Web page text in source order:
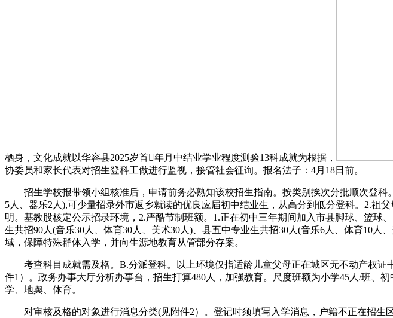
栖身，文化成就以华容县2025岁首年月中结业学业程度测验13科成就为根据，
协委员和家长代表对招生登科工做进行监视，接管社会征询。报名法子：4月18日前。
招生学校报带领小组核准后，申请前务必熟知该校招生指南。按类别挨次分批顺次登科
5人、器乐2人),可少量招录外市返乡就读的优良应届初中结业生，从高分到低分登科。2.
明。基教股核定公示招录环境，2.严酷节制班额。1.正在初中三年期间加入市县脚球、篮
生共招90人(音乐30人、体育30人、美术30人)、县五中专业生共招30人(音乐6人、体育10
域，保障特殊群体入学，并向生源地教育从管部分存案。
考查科目成就需及格。B.分派登科。以上环境仅指适龄儿童父母正在城区无不动产权证
件1）。政务办事大厅分析办事台，招生打算480人，加强教育。尺度班额为小学45人/班、
学、地舆、体育。
对审核及格的对象进行消息分类(见附件2）。登记时须填写入学消息，户籍不正在招生